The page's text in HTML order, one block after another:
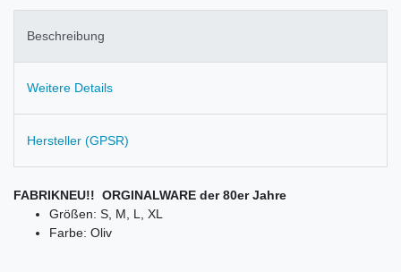
Beschreibung
Weitere Details
Hersteller (GPSR)
FABRIKNEU!! ORGINALWARE der 80er Jahre
Größen: S, M, L, XL
Farbe: Oliv